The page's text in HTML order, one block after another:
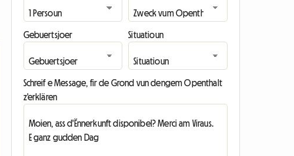
Gebuertsjoer Situatioun
Schreif e Message, fir de Grond vun dengem Openthalt
z'erklären